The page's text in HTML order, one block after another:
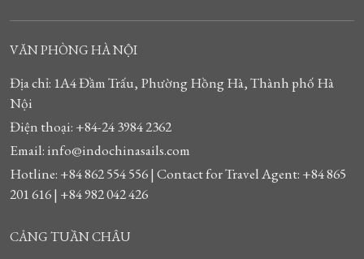
VĂN PHÒNG HÀ NỘI
Địa chỉ: 1A4 Đầm Trấu, Phường Hồng Hà, Thành phố Hà
Nội
Điện thoại: +84-24 3984 2362
Email: info@indochinasails.com
Hotline: +84 862 554 556 | Contact for Travel Agent: +84 865
201 616 | +84 982 042 426
CẢNG TUẦN CHÂU